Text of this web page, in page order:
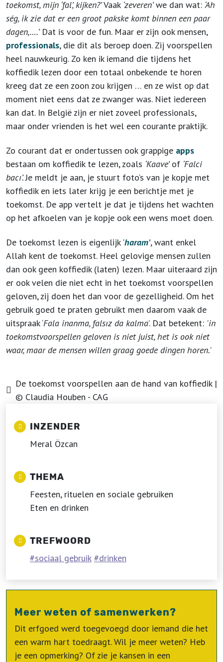
toekomst, mijn ‘fal’, kijken?’Vaak ‘zeveren’we dan wat: ‘Ah
ség, ik zie dat er een groot pakske komt binnen een paar
dagen,….’Dat is voor de fun. Maar er zijn ook mensen,
professionals, die dit als beroep doen. Zij voorspellen
heel nauwkeurig. Zo ken ik iemand die tijdens het
koffiedik lezen door een totaal onbekende te horen
kreeg dat ze een zoon zou krijgen … en ze wist op dat
moment niet eens dat ze zwanger was. Niet iedereen
kan dat. In België zijn er niet zoveel professionals,
maar onder vrienden is het wel een courante praktijk.
Zo courant dat er ondertussen ook grappige apps
bestaan om koffiedik te lezen, zoals ‘Kaave’of ‘Falci
bacı’.Je meldt je aan, je stuurt foto’s van je kopje met
koffiedik en iets later krijg je een berichtje met je
toekomst. De app vertelt je dat je tijdens het wachten
op het afkoelen van je kopje ook een wens moet doen.
De toekomst lezen is eigenlijk 'haram', want enkel
Allah kent de toekomst. Heel gelovige mensen zullen
dan ook geen koffiedik (laten) lezen. Maar uiteraard zijn
er ook velen die niet echt in het toekomst voorspellen
geloven, zij doen het dan voor de gezelligheid. Om het
gebruik goed te praten gebruikt men daarom vaak de
uitspraak ‘Fala inanma, falsız da kalma’. Dat betekent: 'in
toekomstvoorspellen geloven is niet juist, het is ook niet
waar, maar de mensen willen graag goede dingen horen.'
De toekomst voorspellen aan de hand van koffiedik |
© Claudia Houben - CAG
INZENDER
Meral Özcan
THEMA
Feesten, rituelen en sociale gebruiken
Eten en drinken
TREFWOORD
sociaal gebruik drinken
Meer weten of samenwerken?
Dit erfgoed werd toegevoegd door iemand die het
een warm hart toedraagt. Wil je meer weten? Heb
je een opmerking? Of zie je kansen in een